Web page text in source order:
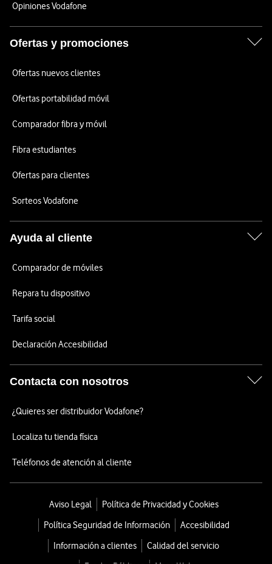
Opiniones Vodafone
Ofertas y promociones
Ofertas nuevos clientes
Ofertas portabilidad móvil
Comparador fibra y móvil
Fibra estudiantes
Ofertas para clientes
Sorteos Vodafone
Ayuda al cliente
Comparador de móviles
Repara tu dispositivo
Tarifa social
Declaración Accesibilidad
Contacta con nosotros
¿Quieres ser distribuidor Vodafone?
Localiza tu tienda física
Teléfonos de atención al cliente
Aviso Legal
Política de Privacidad y Cookies
Política Seguridad de Información
Accesibilidad
Información a clientes
Calidad del servicio